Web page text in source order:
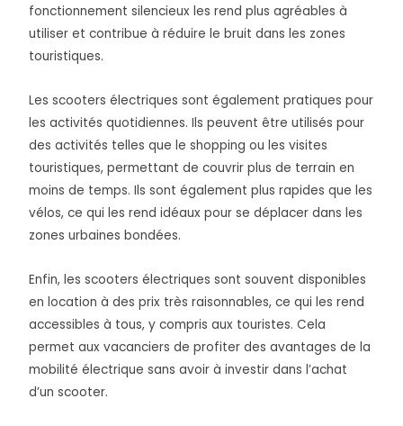
fonctionnement silencieux les rend plus agréables à
utiliser et contribue à réduire le bruit dans les zones
touristiques.
Les scooters électriques sont également pratiques pour
les activités quotidiennes. Ils peuvent être utilisés pour
des activités telles que le shopping ou les visites
touristiques, permettant de couvrir plus de terrain en
moins de temps. Ils sont également plus rapides que les
vélos, ce qui les rend idéaux pour se déplacer dans les
zones urbaines bondées.
Enfin, les scooters électriques sont souvent disponibles
en location à des prix très raisonnables, ce qui les rend
accessibles à tous, y compris aux touristes. Cela
permet aux vacanciers de profiter des avantages de la
mobilité électrique sans avoir à investir dans l’achat
d’un scooter.